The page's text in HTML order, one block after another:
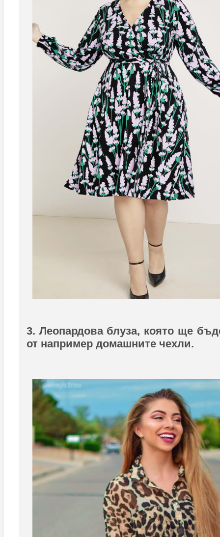
3. Леопардова блуза, която ще
от например домашните чехли.